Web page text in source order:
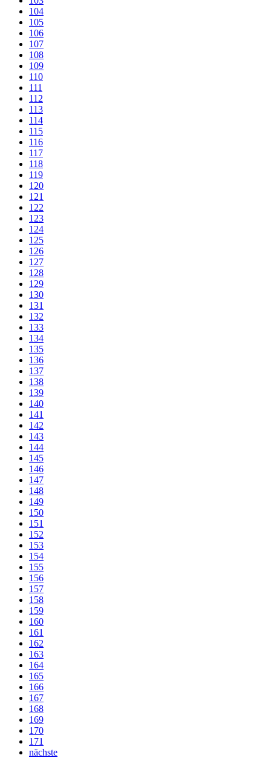
104
105
106
107
108
109
110
111
112
113
114
115
116
117
118
119
120
121
122
123
124
125
126
127
128
129
130
131
132
133
134
135
136
137
138
139
140
141
142
143
144
145
146
147
148
149
150
151
152
153
154
155
156
157
158
159
160
161
162
163
164
165
166
167
168
169
170
171
nächste